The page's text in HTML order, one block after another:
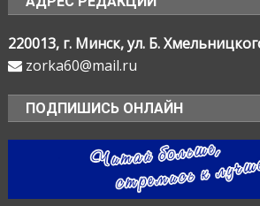
220013, г. Минск, ул. Б.
zorka60@mail.ru
ПОДПИШИСЬ ОНЛАЙН